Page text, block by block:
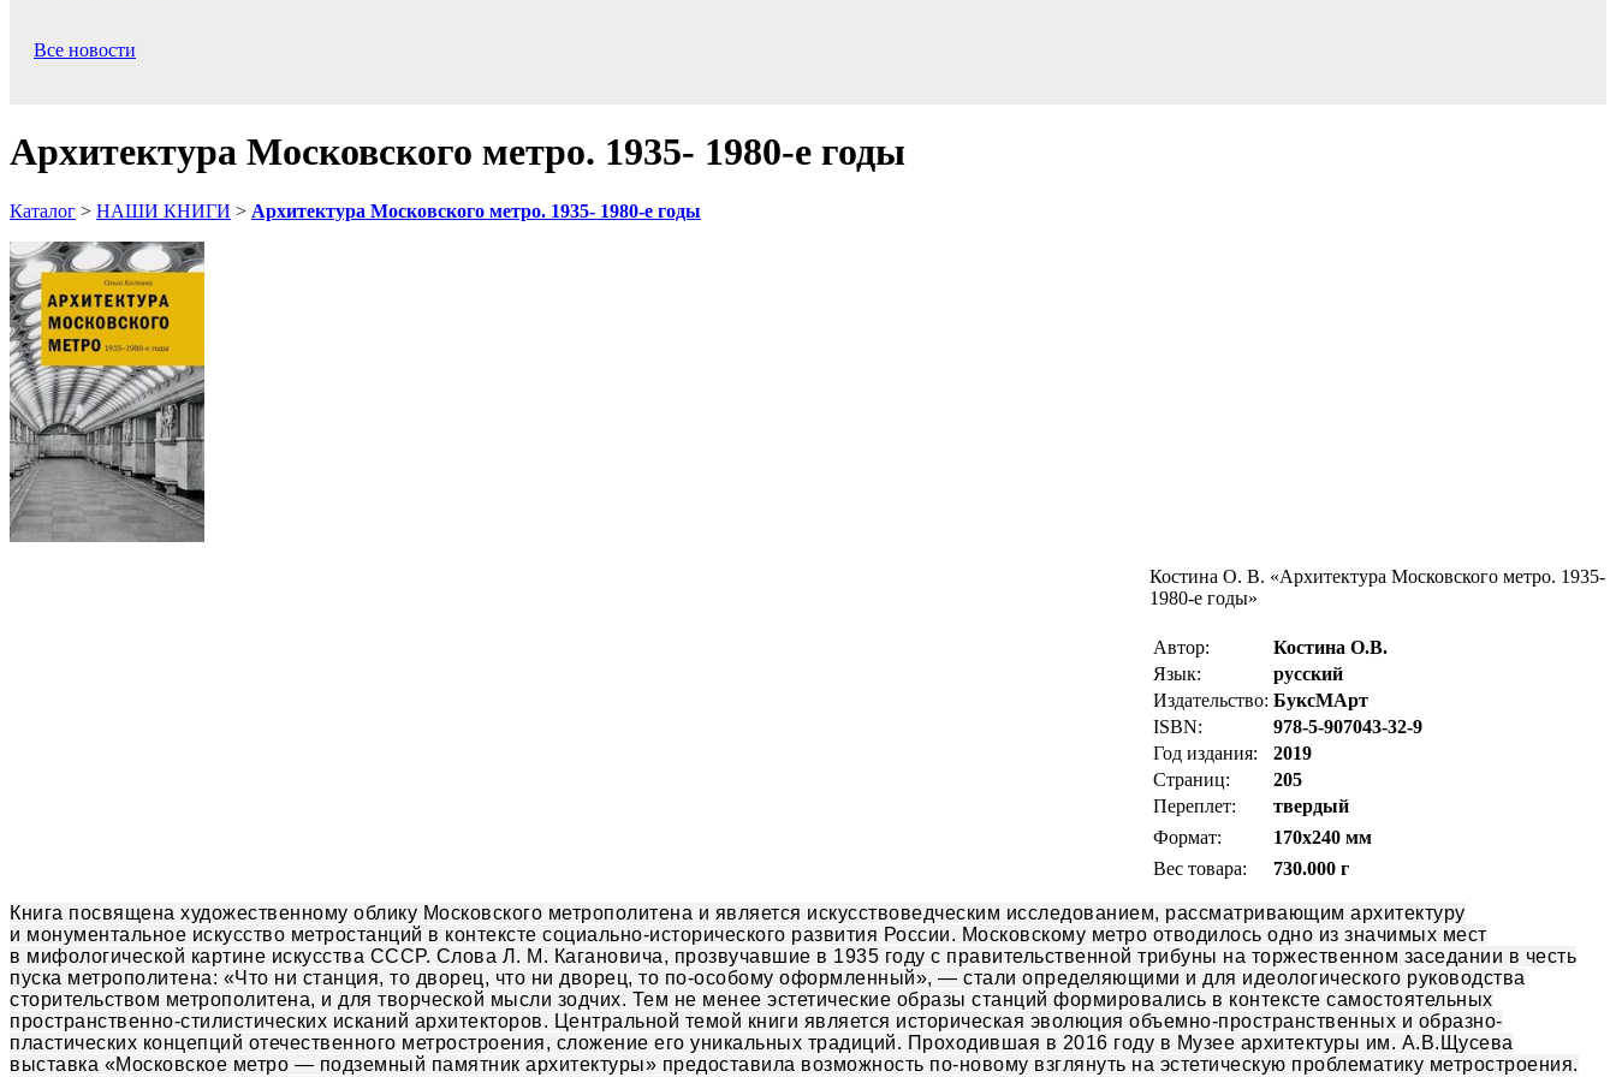
Все новости
Архитектура Московского метро. 1935- 1980-е годы
Каталог > НАШИ КНИГИ > Архитектура Московского метро. 1935- 1980-е годы
Костина О. В. «Архитектура Московского метро. 1935-
1980-е годы»
Автор:
Костина О.В.
Язык:
русский
Издательство: БуксМАрт
ISBN:
978-5-907043-32-9
Год издания:
2019
Страниц:
205
Переплет:
твердый
Формат:
170х240 мм
Вес товара:
730.000 г
Книга посвящена художественному облику Московского метрополитена и является искусствоведческим исследованием, рассматривающим архитектуру
и монументальное искусство метростанций в контексте социально-исторического развития России. Московскому метро отводилось одно из значимых мест
в мифологической картине искусства СССР. Слова Л. М. Кагановича, прозвучавшие в 1935 году с правительственной трибуны на торжественном заседании в честь
пуска метрополитена: «Что ни станция, то дворец, что ни дворец, то по-особому оформленный», — стали определяющими и для идеологического руководства
сторительством метрополитена, и для творческой мысли зодчих. Тем не менее эстетические образы станций формировались в контексте самостоятельных
пространственно-стилистических исканий архитекторов. Центральной темой книги является историческая эволюция объемно-пространственных и образно-
пластических концепций отечественного метростроения, сложение его уникальных традиций. Проходившая в 2016 году в Музее архитектуры им. А.В.Щусева
выставка «Московское метро — подземный памятник архитектуры» предоставила возможность по-новому взглянуть на эстетическую проблематику метростроения.